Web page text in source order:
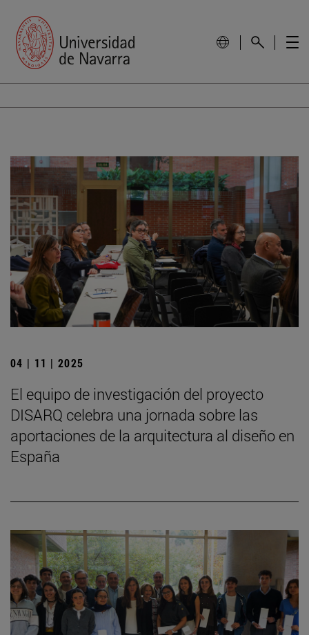
04 | 11 | 2025
El equipo de investigación del proyecto
DISARQ celebra una jornada sobre las
aportaciones de la arquitectura al diseño en
España